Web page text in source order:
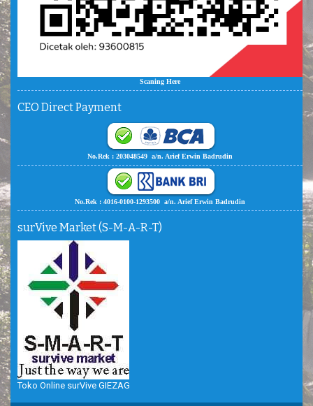
Scaning Here
CEO Direct Payment
No.Rek : 203048549 a/n. Arief Erwin Badrudin
No.Rek : 4016-0100-1293500 a/n. Arief Erwin Badrudin
surVive Market (S-M-A-R-T)
Toko Online surVive GIEZAG